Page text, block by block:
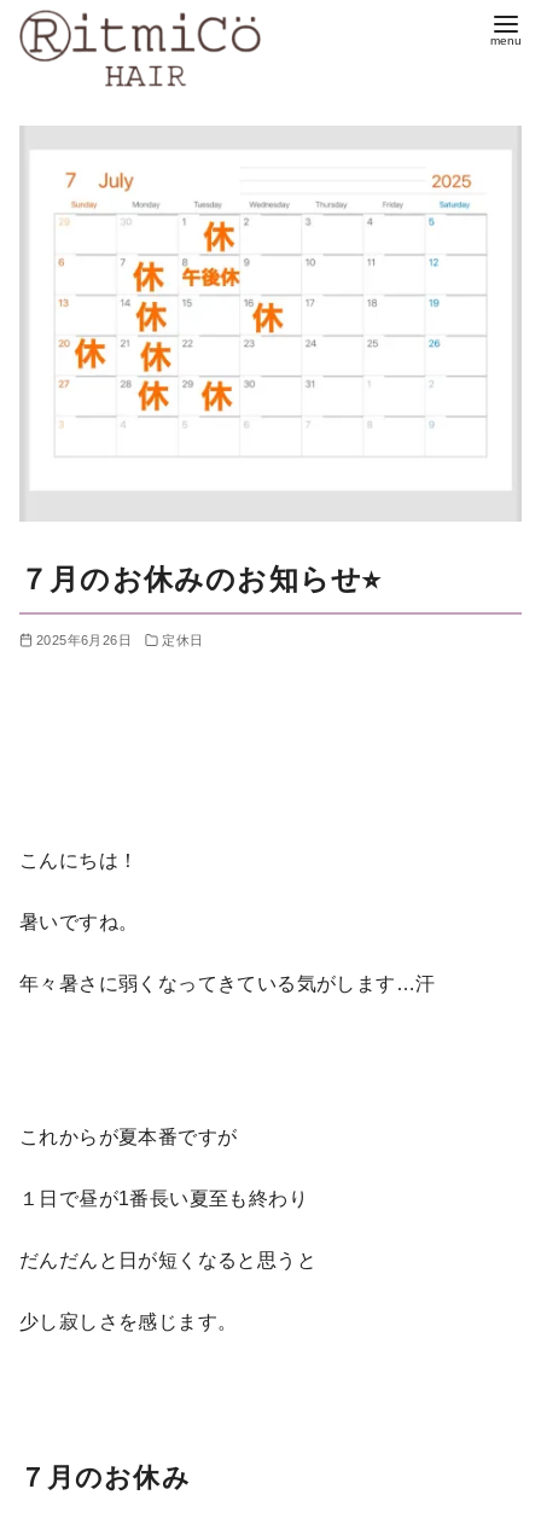
７月のお休みのお知らせ⭐︎
2025年6月26日 定休日
こんにちは！
暑いですね。
年々暑さに弱くなってきている気がします…汗
これからが夏本番ですが
１日で昼が1番長い夏至も終わり
だんだんと日が短くなると思うと
少し寂しさを感じます。
７月のお休み